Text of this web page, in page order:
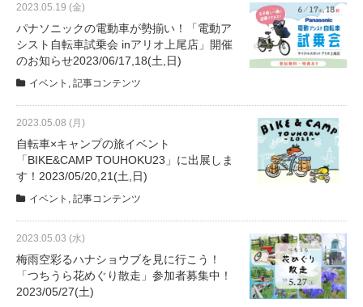
SpotMateログイン
オリジナル自転車
eVita
コンテンツ
2023.05.19 (金)
パナソニックの電動車が勢揃い！「電動ア
シスト自転車試乗会 inアリオ上尾店」開催
のお知らせ2023/06/17,18(土,日)
イベント 記事コンテンツ
2023.05.08 (月)
自転車×キャンプの旅イベント
「BIKE&CAMP TOUHOKU23」に出展しま
す！2023/05/20,21(土,日)
イベント 記事コンテンツ
2023.05.03 (水)
梅雨空彩るハナショウブを見に行こう！
「つちうら花めぐり散走」参加者募集中！
2023/05/27(土)